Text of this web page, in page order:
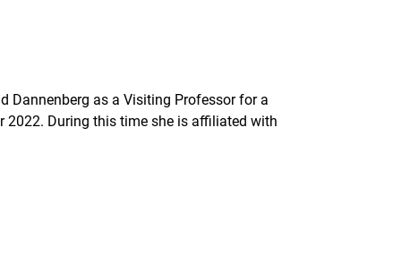
Dannenberg as a Visiting Professor for a
2022. During this time she is affiliated with
Link, öffnet neues Fenster)
(externer Link, öffnet neues Fenster)